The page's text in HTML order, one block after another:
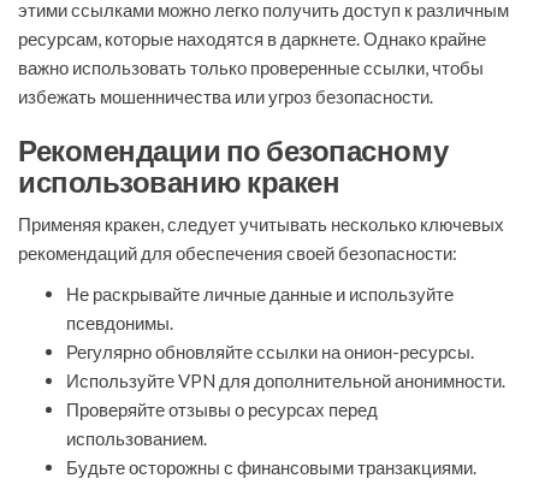
этими ссылками можно легко получить доступ к различным
ресурсам, которые находятся в даркнете. Однако крайне
важно использовать только проверенные ссылки, чтобы
избежать мошенничества или угроз безопасности.
Рекомендации по безопасному
использованию кракен
Применяя кракен, следует учитывать несколько ключевых
рекомендаций для обеспечения своей безопасности:
Не раскрывайте личные данные и используйте
псевдонимы.
Регулярно обновляйте ссылки на онион-ресурсы.
Используйте VPN для дополнительной анонимности.
Проверяйте отзывы о ресурсах перед
использованием.
Будьте осторожны с финансовыми транзакциями.